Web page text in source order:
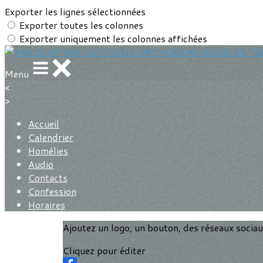
Exporter les lignes sélectionnées
Exporter toutes les colonnes
Exporter uniquement les colonnes affichées
Menu
<
>
Accueil
Calendrier
Homélies
Audio
Contacts
Confession
Horaires
Ajoutez un logo, un bouton, des réseaux
Cliquez pour éditer